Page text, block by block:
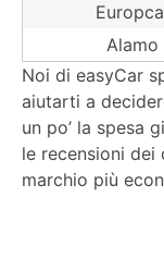
Alamo
Noi di easyCar
aiutarti a
un po’ la spesa
le recensioni dei
marchio più